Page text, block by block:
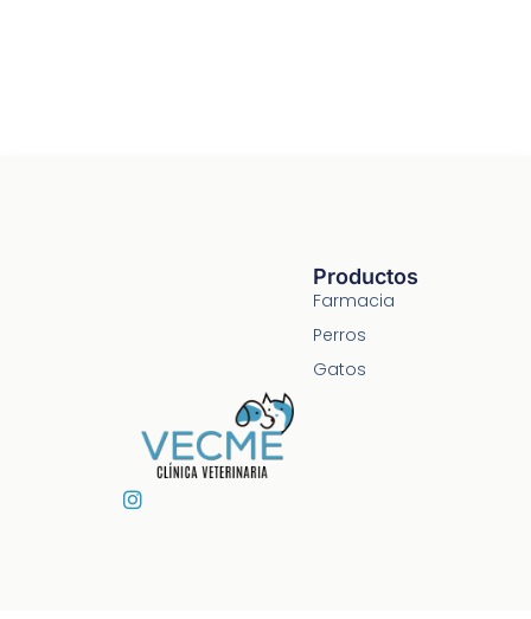
I
Productos
Farmacia
Perros
Gatos